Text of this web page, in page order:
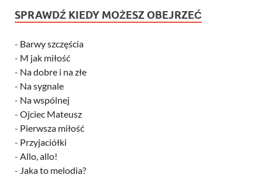
SPRAWDŹ KIEDY MOŻESZ OBEJRZEĆ
- Barwy szczęścia
- M jak miłość
- Na dobre i na złe
- Na sygnale
- Na wspólnej
- Ojciec Mateusz
- Pierwsza miłość
- Przyjaciółki
- Allo, allo!
- Jaka to melodia?